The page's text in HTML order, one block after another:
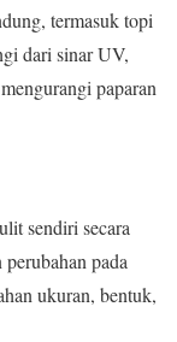
termasuk topi
dari sinar UV,
paparan
sendiri secara
pada
ukuran, bentuk,